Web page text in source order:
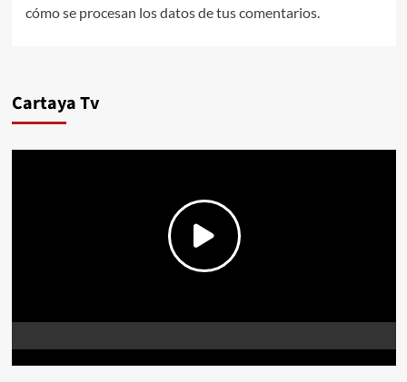
cómo se procesan los datos de tus comentarios.
Cartaya Tv